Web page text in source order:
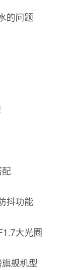
的问题
抖功能
大光圈
舰机型